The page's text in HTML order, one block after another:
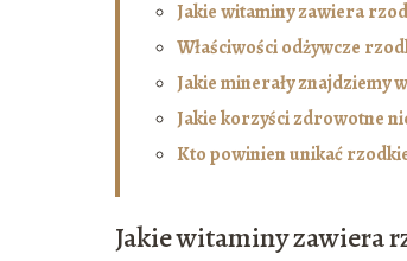
Jakie witaminy zawiera
Właściwości odżywcze
Jakie minerały znajdziemy
Jakie korzyści zdrowotne
Kto powinien unikać
Jakie witaminy zawiera